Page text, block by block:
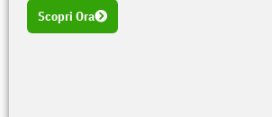
Scopri Ora